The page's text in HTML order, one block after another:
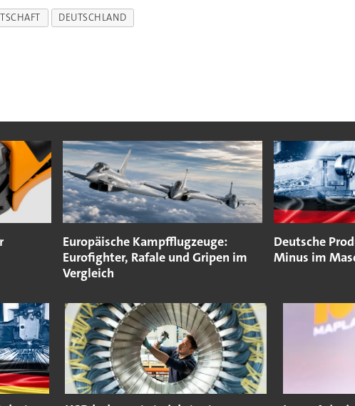
DEUTSCHLAND
Europäische Kampfflugzeuge:
Eurofighter, Rafale und Gripen im
Vergleich
Deutsche
Minus im